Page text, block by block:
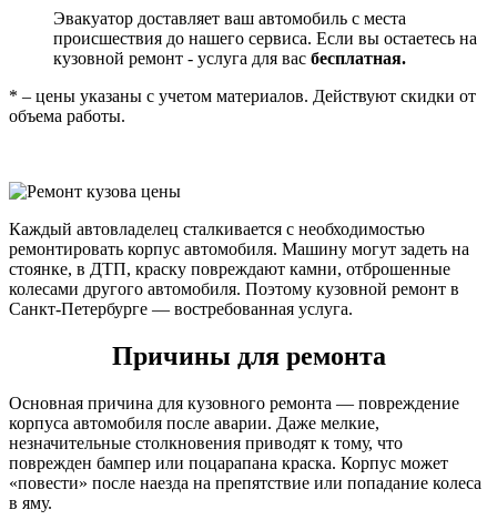
Эвакуатор доставляет ваш автомобиль с места
происшествия до нашего сервиса. Если вы остаетесь на
кузовной ремонт - услуга для вас бесплатная.
* – цены указаны с учетом материалов. Действуют скидки от
объема работы.
Каждый автовладелец сталкивается с необходимостью
ремонтировать корпус автомобиля. Машину могут задеть на
стоянке, в ДТП, краску повреждают камни, отброшенные
колесами другого автомобиля. Поэтому кузовной ремонт в
Санкт-Петербурге — востребованная услуга.
Причины для ремонта
Основная причина для кузовного ремонта — повреждение
корпуса автомобиля после аварии. Даже мелкие,
незначительные столкновения приводят к тому, что
поврежден бампер или поцарапана краска. Корпус может
«повести» после наезда на препятствие или попадание колеса
в яму.